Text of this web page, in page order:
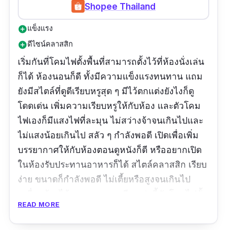
Shopee Thailand
add_circleแข็งแรง
add_circleดีไซน์คลาสสิก
เริ่มกันที่โคมไฟตั้งพื้นที่สามารถตั้งไว้ที่ห้องนั่งเล่น
ก็ได้ ห้องนอนก็ดี ทั้งมีความแข็งแรงทนทาน แถม
ยังมีสไตล์ที่ดูดีเรียบหรูสุด ๆ มีไว้ตกแต่งยังไงก็ดู
โดดเด่น เพิ่มความเรียบหรูให้กับห้อง และตัวโคม
ไฟเองก็มีแสงไฟที่ละมุน ไม่สว่างจ้าจนเกินไปและ
ไม่แสงน้อยเกินไป สลัว ๆ กำลังพอดี เปิดเพื่อเพิ่ม
บรรยากาศให้กับห้องตอนดูหนังก็ดี หรืออยากเปิด
ในห้องรับประทานอาหารก็ได้ สไตล์คลาสสิก เรียบ
ง่าย ขนาดก็กำลังพอดี ไม่เตี้ยหรือสูงจนเกินไป
พื้นคุณภาพดี ถือว่าคุ้มค่ามาก ๆ
READ MORE